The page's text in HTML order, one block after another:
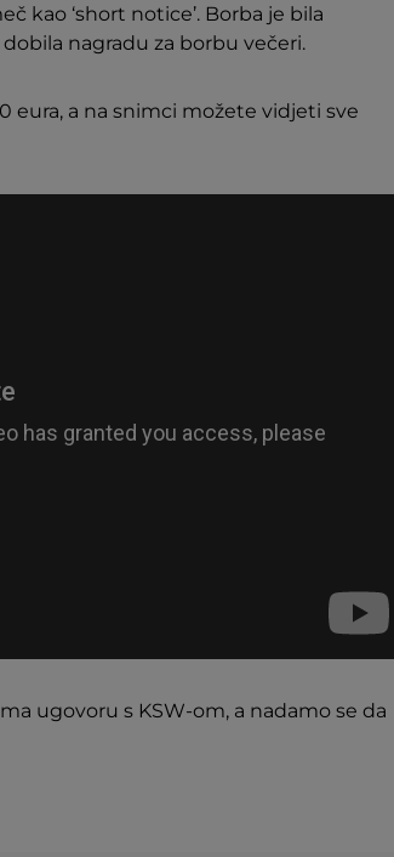
kao ‘short notice’. Borba je bila
nagradu za borbu večeri.
eura, a na snimci možete vidjeti sve
ugovoru s KSW-om, a nadamo se da